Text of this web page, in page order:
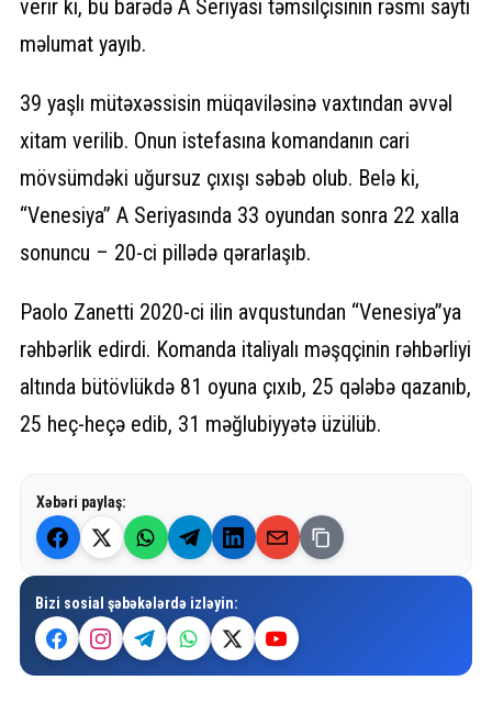
verir ki, bu barədə A Seriyası təmsilçisinin rəsmi saytı
məlumat yayıb.
39 yaşlı mütəxəssisin müqaviləsinə vaxtından əvvəl
xitam verilib. Onun istefasına komandanın cari
mövsümdəki uğursuz çıxışı səbəb olub. Belə ki,
“Venesiya” A Seriyasında 33 oyundan sonra 22 xalla
sonuncu – 20-ci pillədə qərarlaşıb.
Paolo Zanetti 2020-ci ilin avqustundan “Venesiya”ya
rəhbərlik edirdi. Komanda italiyalı məşqçinin rəhbərliyi
altında bütövlükdə 81 oyuna çıxıb, 25 qələbə qazanıb,
25 heç-heçə edib, 31 məğlubiyyətə üzülüb.
Xəbəri paylaş:
Bizi sosial şəbəkələrdə izləyin: